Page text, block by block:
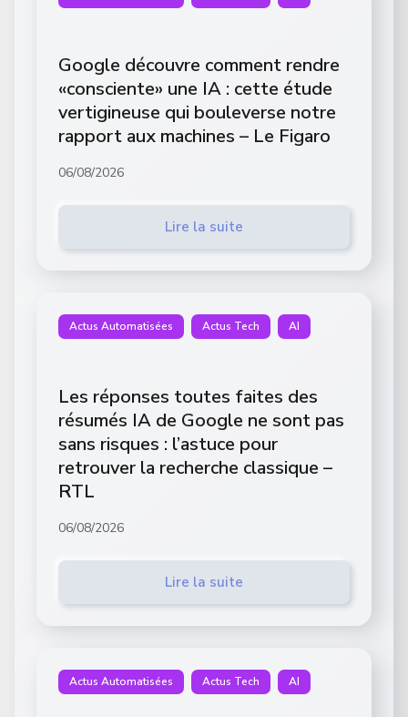
Google découvre comment rendre
«consciente» une IA : cette étude
vertigineuse qui bouleverse notre
rapport aux machines – Le Figaro
06/08/2026
Lire la suite
Actus Automatisées Actus Tech AI
Les réponses toutes faites des
résumés IA de Google ne sont pas
sans risques : l’astuce pour
retrouver la recherche classique –
RTL
06/08/2026
Lire la suite
Actus Automatisées Actus Tech AI